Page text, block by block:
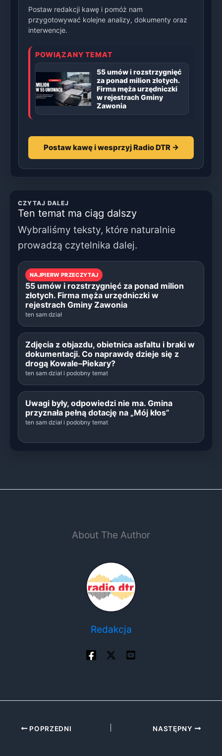
Postaw redakcji kawę i pomóż nam
przygotowywać kolejne analizy, dokumenty oraz
interwencje.
POWIĄZANY TEMAT
55 umów i rozstrzygnięć
za ponad milion złotych.
Firma męża urzędniczki
w rejestrach Gminy
Zawonia
Postaw kawę i wesprzyj Radio DTR →
CZYTAJ DALEJ
Ten temat ma ciąg dalszy
Wybraliśmy teksty, które naturalnie
prowadzą czytelnika dalej.
NAJPIERW PRZECZYTAJ
55 umów i rozstrzygnięć za ponad milion
złotych. Firma męża urzędniczki w
rejestrach Gminy Zawonia
ten sam dział
Zdjęcia z objazdu, obietnica asfaltu i braki w
dokumentacji. Co naprawdę dzieje się z
drogą Kowale–Piekary?
ten sam dział i podobny temat
Uwagi były, odpowiedzi nie ma. Gmina
przyznała pełną dotację na „Mój kłos”
ten sam dział i podobny temat
About The Author
Redakcja
POPRZEDNI NASTĘPNY